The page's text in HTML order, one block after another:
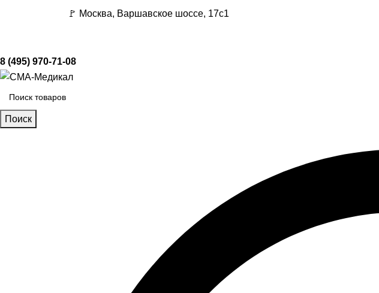
🚩 Москва, Варшавское шоссе, 17с1
8 (495) 970-71-08
Поиск